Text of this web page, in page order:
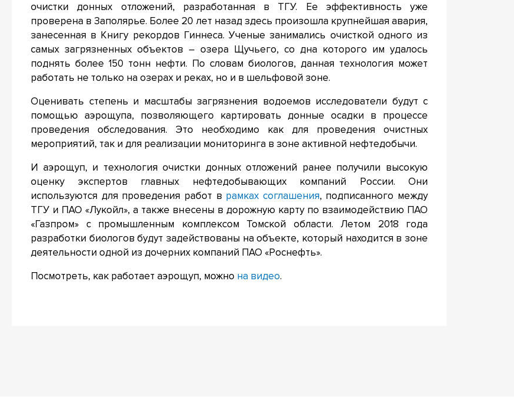
очистки донных отложений, разработанная в ТГУ. Ее эффективность уже
проверена в Заполярье. Более 20 лет назад здесь произошла крупнейшая авария,
занесенная в Книгу рекордов Гиннеса. Ученые занимались очисткой одного из
самых загрязненных объектов – озера Щучьего, со дна которого им удалось
поднять более 150 тонн нефти. По словам биологов, данная технология может
работать не только на озерах и реках, но и в шельфовой зоне.
Оценивать степень и масштабы загрязнения водоемов исследователи будут с
помощью аэрощупа, позволяющего картировать донные осадки в процессе
проведения обследования. Это необходимо как для проведения очистных
мероприятий, так и для реализации мониторинга в зоне активной нефтедобычи.
И аэрощуп, и технология очистки донных отложений ранее получили высокую
оценку экспертов главных нефтедобывающих компаний России. Они
используются для проведения работ в рамках соглашения, подписанного между
ТГУ и ПАО «Лукойл», а также внесены в дорожную карту по взаимодействию ПАО
«Газпром» с промышленным комплексом Томской области. Летом 2018 года
разработки биологов будут задействованы на объекте, который находится в зоне
деятельности одной из дочерних компаний ПАО «Роснефть».
Посмотреть, как работает аэрощуп, можно на видео.